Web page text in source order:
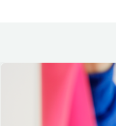
Slider überspringen